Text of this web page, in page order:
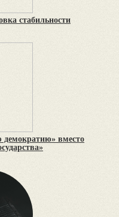
стабильности
демократию» вместо